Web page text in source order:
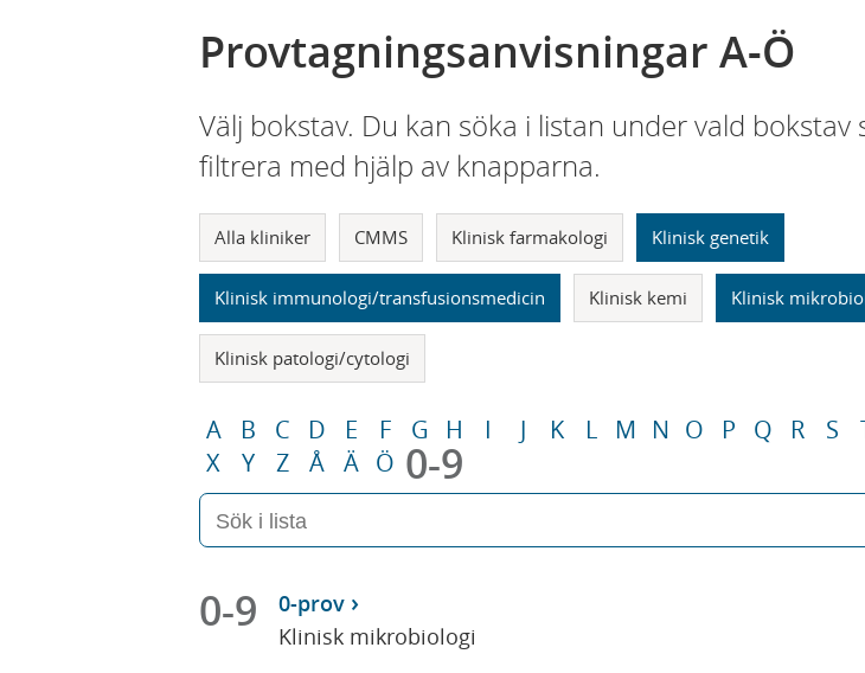
Provtagningsanvisningar A-Ö
Välj bokstav. Du kan söka i listan under vald bokstav
filtrera med hjälp av knapparna.
Alla kliniker CMMS Klinisk farmakologi Klinisk genetik
Klinisk immunologi/transfusionsmedicin Klinisk kemi Klinisk
Klinisk patologi/cytologi
A B C D E F G H I J K L M N O P Q R S
X
Y Z Å Ä Ö 0-9
0-9
0-prov
Klinisk mikrobiologi